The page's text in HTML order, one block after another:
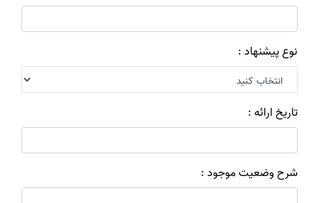
نوع پیشنهاد :
تاریخ ارائه :
شرح وضعیت موجود :